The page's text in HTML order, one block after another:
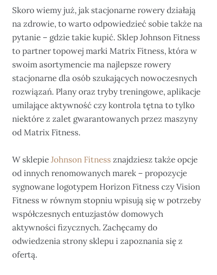
Skoro wiemy już, jak stacjonarne rowery działają
na zdrowie, to warto odpowiedzieć sobie także na
pytanie – gdzie takie kupić. Sklep Johnson Fitness
to partner topowej marki Matrix Fitness, która w
swoim asortymencie ma najlepsze rowery
stacjonarne dla osób szukających nowoczesnych
rozwiązań. Plany oraz tryby treningowe, aplikacje
umilające aktywność czy kontrola tętna to tylko
niektóre z zalet gwarantowanych przez maszyny
od Matrix Fitness.
W sklepieJohnson Fitness znajdziesz także opcje
od innych renomowanych marek – propozycje
sygnowane logotypem Horizon Fitness czy Vision
Fitness w równym stopniu wpisują się w potrzeby
współczesnych entuzjastów domowych
aktywności fizycznych. Zachęcamy do
odwiedzenia strony sklepu i zapoznania się z
ofertą.